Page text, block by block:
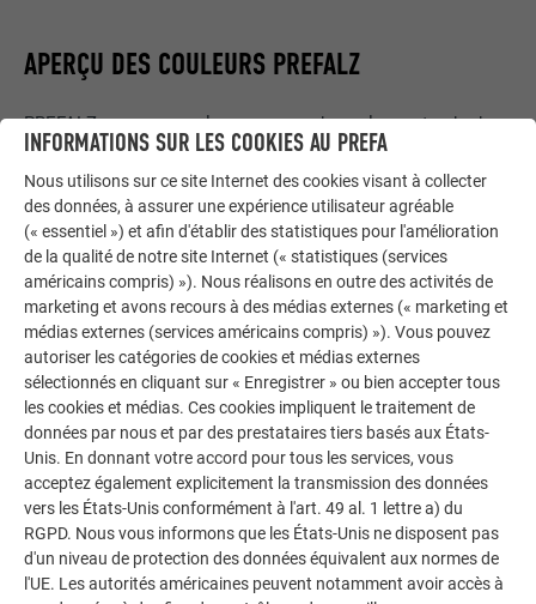
APERÇU DES COULEURS PREFALZ
PREFALZ propose une large gamme de couleurs standard,
principalement en qualité P.10, avec une garantie de couleur
de 40 ans. Le revêtement couleur est appliqué et cuit en
plusieurs étapes selon le procédé dit de coil-coating. Cela
rend la couche de peinture façonnable et très résistante aux
intempéries.
APERÇU DE LA COULEUR (20)
COULEUR DÉSIGNATION SIMILAIRE À LA COULEUR RAL
01 P.10 brun 7013
02 P.10 anthracite 7016
INFORMATIONS SUR LES COOKIES AU PREFA
Nous utilisons sur ce site Internet des cookies visant à collecter
des données, à assurer une expérience utilisateur agréable
(« essentiel ») et afin d'établir des statistiques pour l'amélioration
de la qualité de notre site Internet (« statistiques (services
américains compris) »). Nous réalisons en outre des activités de
marketing et avons recours à des médias externes (« marketing et
médias externes (services américains compris) »). Vous pouvez
autoriser les catégories de cookies et médias externes
sélectionnés en cliquant sur « Enregistrer » ou bien accepter tous
les cookies et médias. Ces cookies impliquent le traitement de
données par nous et par des prestataires tiers basés aux États-
Unis. En donnant votre accord pour tous les services, vous
acceptez également explicitement la transmission des données
vers les États-Unis conformément à l'art. 49 al. 1 lettre a) du
RGPD. Nous vous informons que les États-Unis ne disposent pas
d'un niveau de protection des données équivalent aux normes de
l'UE. Les autorités américaines peuvent notamment avoir accès à